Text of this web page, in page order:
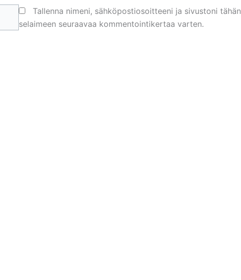
Tallenna nimeni, sähköpostiosoitteeni ja sivustoni tähän
selaimeen seuraavaa kommentointikertaa varten.